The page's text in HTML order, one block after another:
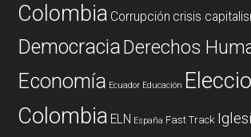
Colombia Corrupción crisis
DemocraciaDerechos
Economía Ecuador Educación
Colombia ELN España Fast Track